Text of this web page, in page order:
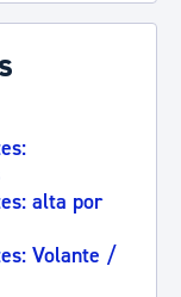
alta por
Volante /